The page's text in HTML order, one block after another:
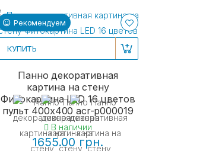
Рекомендуем
КУПИТЬ
Панно декоративная
картина на стену
Фитокартина LED 16 цветов
пульт 400x400 acr-p000019
В наличии
1655.00 грн.